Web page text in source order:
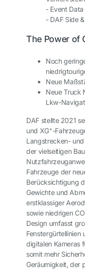
- Event
- DAF Side
The Power of
Noch
Neue
Neue Truck
Lkw-
DAF stellte 2021
und XG+-
Langstrecken-
der vielseitigen
Fahrzeuge der
Berücksichtigung
Gewichte und
erstklassiger
sowie niedrigen CO
Design umfasst
Fenstergürtellinien
digitalen Kameras
somit mehr
Geräumigkeit, der